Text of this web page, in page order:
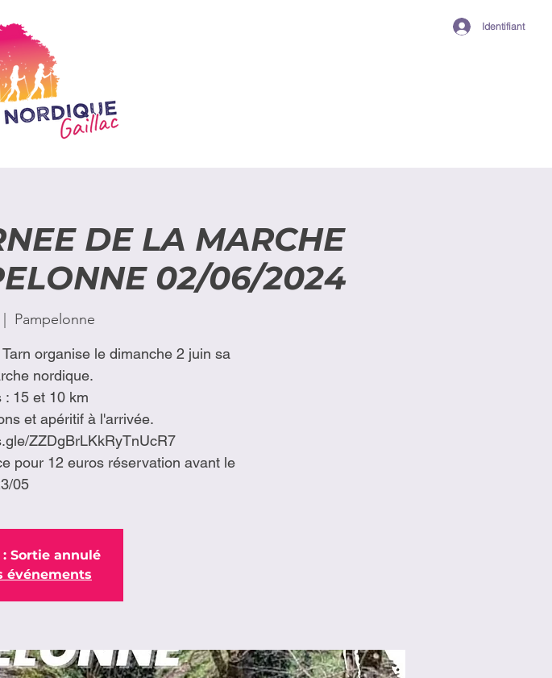
Identifiant
DE LA MARCHE
02/06/2024
Pampelonne
organise le dimanche 2 juin sa
nordique.
: 15 et 10 km
et apéritif à l'arrivée.
ZZDgBrLKkRyTnUcR7
pour 12 euros réservation avant le
05
: Sortie annulé
événements